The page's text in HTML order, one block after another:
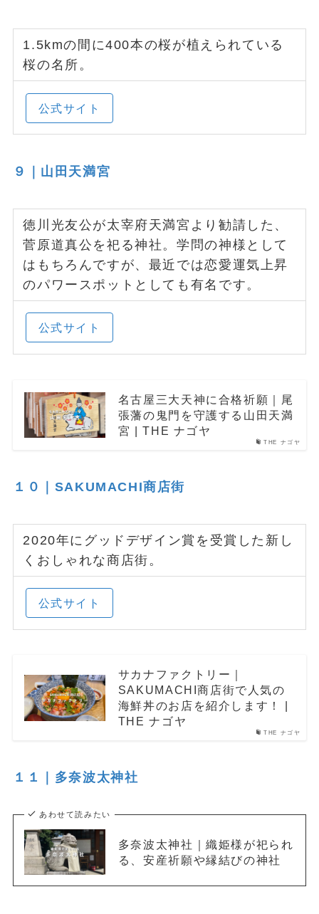
1.5kmの間に400本の桜が植えられている
桜の名所。
公式サイト
９｜山田天満宮
徳川光友公が太宰府天満宮より勧請した、
菅原道真公を祀る神社。学問の神様として
はもちろんですが、最近では恋愛運気上昇
のパワースポットとしても有名です。
公式サイト
THE ナゴヤ
名古屋三大天神に合格祈願｜尾
張藩の鬼門を守護する山田天満
宮 | THE ナゴヤ
１０｜SAKUMACHI商店街
2020年にグッドデザイン賞を受賞した新し
くおしゃれな商店街。
公式サイト
THE ナゴヤ
サカナファクトリー｜
SAKUMACHI商店街で人気の
海鮮丼のお店を紹介します！ |
THE ナゴヤ
１１｜ 多奈波太神社
あわせて読みたい
多奈波太神社｜織姫様が祀られ
る、安産祈願や縁結びの神社